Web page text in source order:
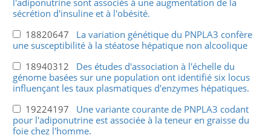
l'adiponutrine sont associés à une augmentation de la
sécrétion d'insuline et à l'obésité.
18820647 La variation génétique du PNPLA3 confère
une susceptibilité à la stéatose hépatique non alcoolique
18940312 Des études d'association à l'échelle du
génome basées sur une population ont identifié six locus
influençant les taux plasmatiques d'enzymes hépatiques.
19224197 Une variante courante de PNPLA3 codant
pour l'adiponutrine est associée à la teneur en graisse du
foie chez l'homme.